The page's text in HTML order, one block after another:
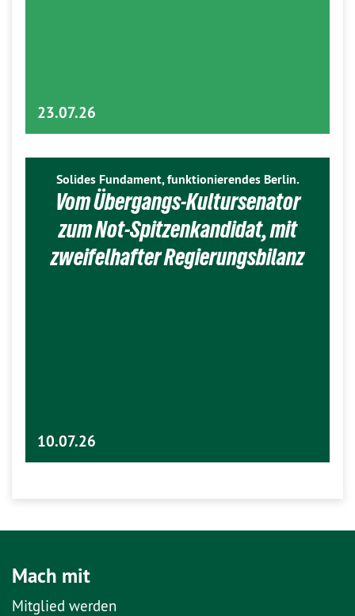
23.07.26
Solides Fundament, funktionierendes Berlin.
Vom Übergangs-Kultursenator
zum Not-Spitzenkandidat, mit
zweifelhafter Regierungsbilanz
10.07.26
Mach mit
Mitglied werden